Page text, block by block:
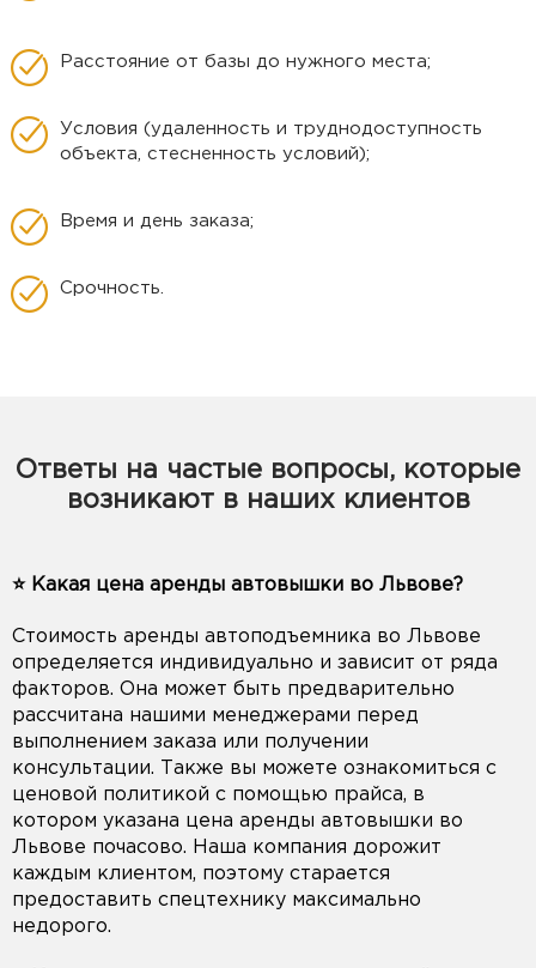
Расстояние от базы до нужного места;
Условия (удаленность и труднодоступность
объекта, стесненность условий);
Время и день заказа;
Срочность.
Ответы на частые вопросы, которые
возникают в наших клиентов
⭐️ Какая цена аренды автовышки во Львове?
Стоимость аренды автоподъемника во Львове
определяется индивидуально и зависит от ряда
факторов. Она может быть предварительно
рассчитана нашими менеджерами перед
выполнением заказа или получении
консультации. Также вы можете ознакомиться с
ценовой политикой с помощью прайса, в
котором указана цена аренды автовышки во
Львове почасово. Наша компания дорожит
каждым клиентом, поэтому старается
предоставить спецтехнику максимально
недорого.